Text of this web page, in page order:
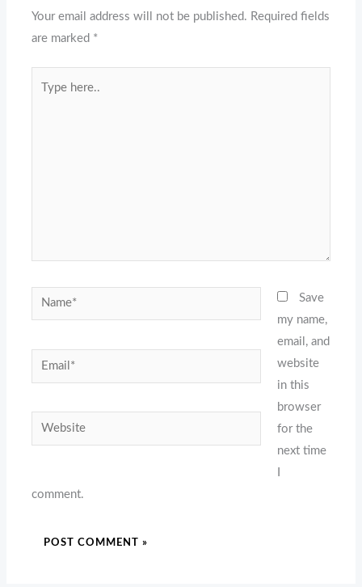
Your email address will not be published. Required fields
are marked *
Name*
Email*
Website
Save
my name,
email, and
website
in this
browser
for the
next time
comment.